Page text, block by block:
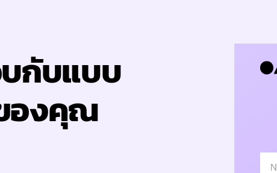
บกับแบบ
องคุณ